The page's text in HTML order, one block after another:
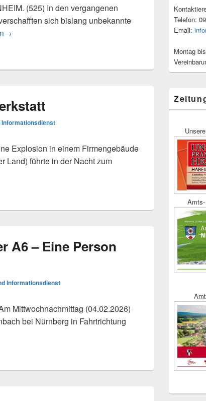
(525) In den vergangenen
sich bislang unbekannte
aus Solarparks entwendet – Kriminalpolizei bittet um
→
Informationsdienst
Explosion in einem Firmengebäude
Land) führte in der Nacht zum
A6 – Eine Person
Informationsdienst
Mittwochnachmittag (04.02.2026)
bei Nürnberg in Fahrtrichtung
– Eine Person verletzt
Telefon:
Email:
Montag